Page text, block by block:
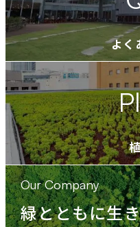
ド
ウ
で
開
き
ま
す
よく
Our Company
緑とともに生